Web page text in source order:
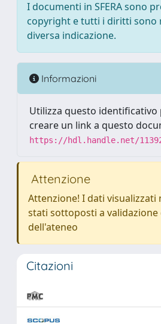
I documenti in SFERA sono
copyright e tutti i diritti sono
diversa indicazione.
Informazioni
Utilizza questo identificativo
creare un link a questo
https://hdl.handle.net/
Attenzione
Attenzione! I dati visualizzati
stati sottoposti a validazione
dell'ateneo
Citazioni